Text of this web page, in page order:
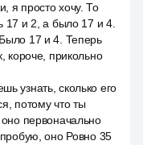
я просто хочу. То
17 и 2, а было 17 и 4.
17 и 4. Теперь
короче, прикольно
узнать, сколько его
потому что ты
первоначально
оно Ровно 35